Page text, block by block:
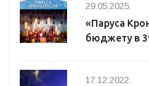
29.05.2025.
«Паруса
бюджету в
17.12.2022.